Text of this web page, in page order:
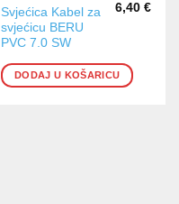
Svjećica Kabel za
svjećicu BERU
PVC 7.0 SW
6,40 €
DODAJ U KOŠARICU